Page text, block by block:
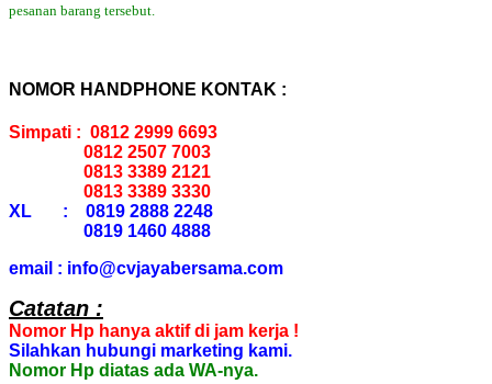
pesanan barang tersebut.
NOMOR HANDPHONE KONTAK :
Simpati : 0812 2999 6693
0812 2507 7003
0813 3389 2121
0813 3389 3330
XL : 0819 2888 2248
0819 1460 4888
email : info@cvjayabersama.com
Catatan :
Nomor Hp hanya aktif di jam kerja !
Silahkan hubungi marketing kami.
Nomor Hp diatas ada WA-nya.